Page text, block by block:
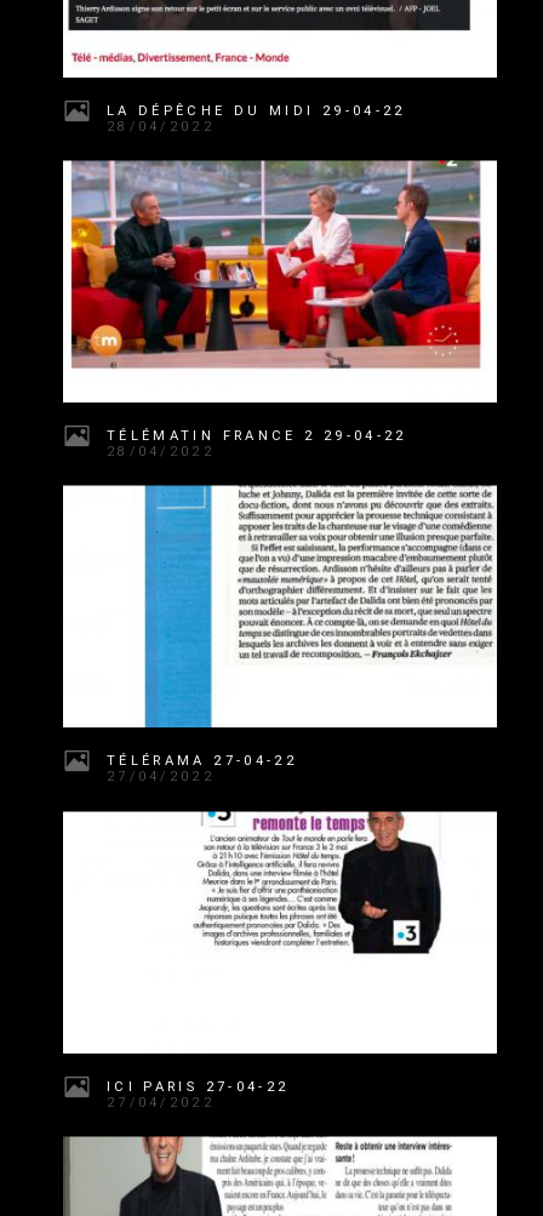
LA DÉPÊCHE DU MIDI 29-04-22
28/04/2022
TÉLÉMATIN FRANCE 2 29-04-22
28/04/2022
TÉLÉRAMA 27-04-22
27/04/2022
ICI PARIS 27-04-22
27/04/2022